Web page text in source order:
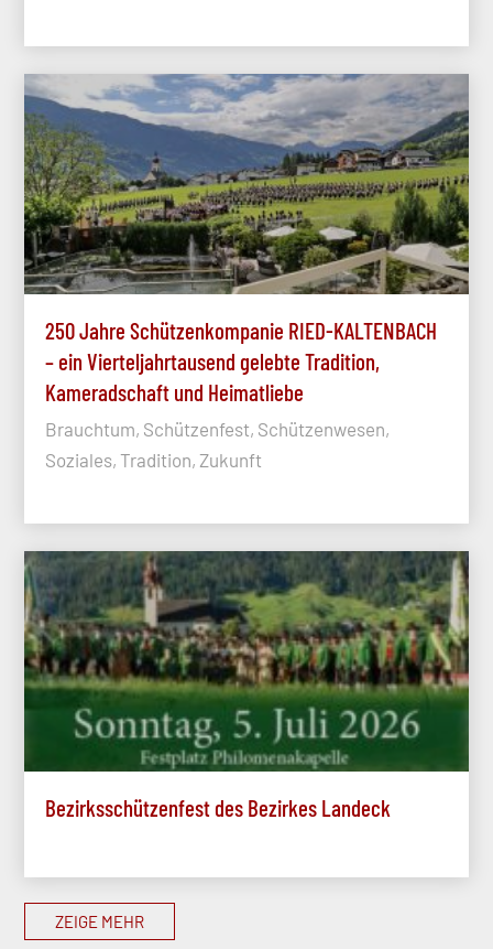
250 Jahre Schützenkompanie RIED-KALTENBACH
– ein Vierteljahrtausend gelebte Tradition,
Kameradschaft und Heimatliebe
Brauchtum, Schützenfest, Schützenwesen,
Soziales, Tradition, Zukunft
Bezirksschützenfest des Bezirkes Landeck
ZEIGE MEHR